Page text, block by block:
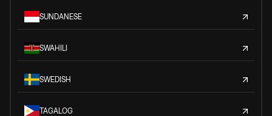
SUNDANESE
SWAHILI
SWEDISH
TAGALOG